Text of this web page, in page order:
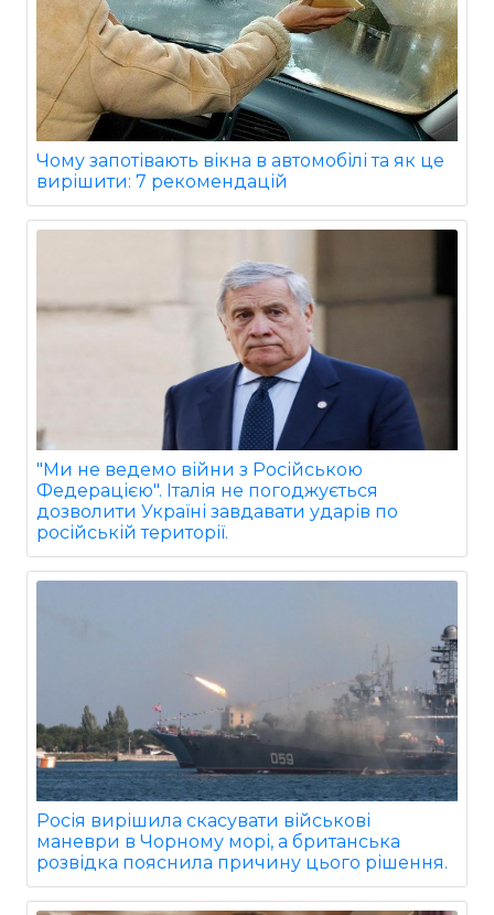
Чому запотівають вікна в автомобілі та як це
вирішити: 7 рекомендацій
"Ми не ведемо війни з Російською
Федерацією". Італія не погоджується
дозволити Україні завдавати ударів по
російській території.
Росія вирішила скасувати військові
маневри в Чорному морі, а британська
розвідка пояснила причину цього рішення.